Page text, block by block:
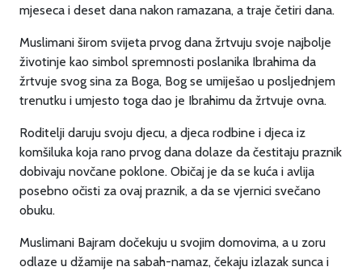
mjeseca i deset dana nakon ramazana, a traje četiri dana.
Muslimani širom svijeta prvog dana žrtvuju svoje najbolje
životinje kao simbol spremnosti poslanika Ibrahima da
žrtvuje svog sina za Boga, Bog se umiješao u posljednjem
trenutku i umjesto toga dao je Ibrahimu da žrtvuje ovna.
Roditelji daruju svoju djecu, a djeca rodbine i djeca iz
komšiluka koja rano prvog dana dolaze da čestitaju praznik
dobivaju novčane poklone. Običaj je da se kuća i avlija
posebno očisti za ovaj praznik, a da se vjernici svečano
obuku.
Muslimani Bajram dočekuju u svojim domovima, a u zoru
odlaze u džamije na sabah-namaz, čekaju izlazak sunca i